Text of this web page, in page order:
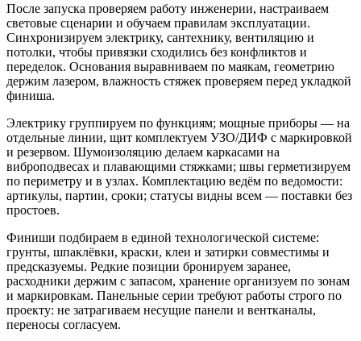
После запуска проверяем работу инженерии, настраиваем
световые сценарии и обучаем правилам эксплуатации.
Синхронизируем электрику, сантехнику, вентиляцию и
потолки, чтобы привязки сходились без конфликтов и
переделок. Основания выравниваем по маякам, геометрию
держим лазером, влажность стяжек проверяем перед укладкой
финиша.
Электрику группируем по функциям; мощные приборы — на
отдельные линии, щит комплектуем УЗО/ДИФ с маркировкой
и резервом. Шумоизоляцию делаем каркасами на
виброподвесах и плавающими стяжками; швы герметизируем
по периметру и в узлах. Комплектацию ведём по ведомости:
артикулы, партии, сроки; статусы видны всем — поставки без
простоев.
Финиши подбираем в единой технологической системе:
грунты, шпаклёвки, краски, клеи и затирки совместимы и
предсказуемы. Редкие позиции бронируем заранее,
расходники держим с запасом, хранение организуем по зонам
и маркировкам. Панельные серии требуют работы строго по
проекту: не затрагиваем несущие панели и вентканалы,
переносы согласуем.